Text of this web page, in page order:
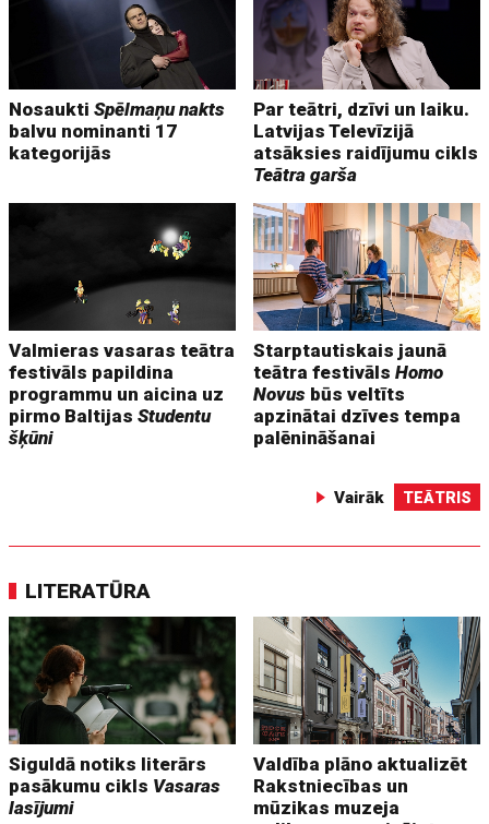
NosauktiSpēlmaņu nakts
balvu nominanti 17
kategorijās
Par teātri, dzīvi un laiku.
Latvijas Televīzijā
atsāksies raidījumu cikls
Teātra garša
Valmieras vasaras teātra
festivāls papildina
programmu un aicina uz
pirmo BaltijasStudentu
šķūni
Starptautiskais jaunā
teātra festivālsHomo
Novus būs veltīts
apzinātai dzīves tempa
palēnināšanai
Vairāk TEĀTRIS
LITERATŪRA
Siguldā notiks literārs
pasākumu cikls Vasaras
lasījumi
Valdība plāno aktualizēt
Rakstniecības un
mūzikas muzeja